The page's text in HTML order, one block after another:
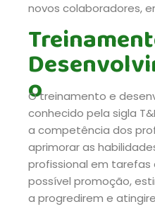
novos colaboradores,
o
O treinamento e
conhecido pela sigla
a competência dos
aprimorar as
profissional em
possível promoção,
a progredirem e